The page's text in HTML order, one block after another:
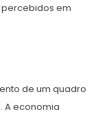
em
de um quadro
A economia